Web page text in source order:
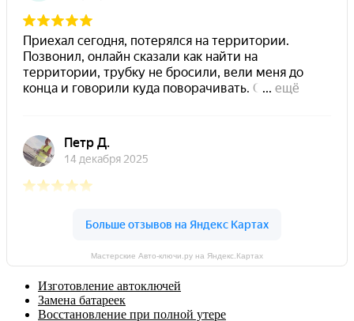
Мастерские Авто-ключи.ру на Яндекс.Картах
Изготовление автоключей
Замена батареек
Восстановление при полной утере